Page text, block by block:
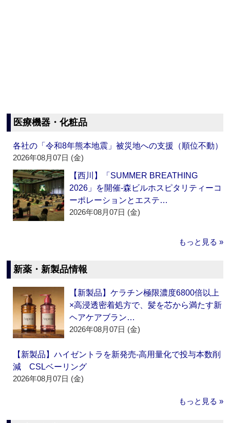
医療機器・化粧品
各社の「令和8年熊本地震」被災地への支援（順位不動）
2026年08月07日 (金)
【西川】「SUMMER BREATHING
2026」を開催‐森ビルホスピタリティーコ
ーポレーションとエステ…
2026年08月07日 (金)
もっと見る »
新薬・新製品情報
【新製品】ケラチン極限濃度6800倍以上
×高浸透密着処方で、髪を芯から満たす新
ヘアケアブラン…
2026年08月07日 (金)
【新製品】ハイゼントラを新発売‐高用量化で投与本数削
減 CSLベーリング
2026年08月07日 (金)
もっと見る »